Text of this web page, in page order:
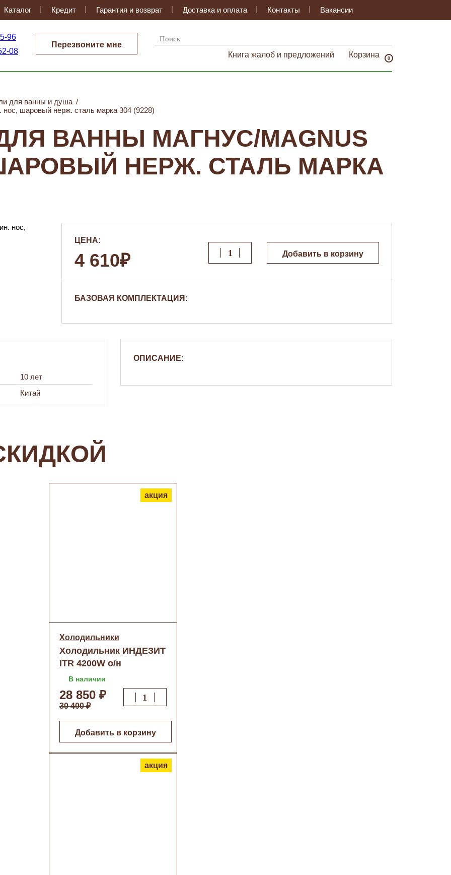
Каталог Кредит Гарантия и возврат Доставка и оплата Контакты Вакансии
96
08
Перезвоните мне
Книга жалоб и предложений
Корзина 0
для ванны и душа /
шаровый нерж. сталь марка 304 (9228)
ВАННЫ МАГНУС/MAGNUS
НЕРЖ. СТАЛЬ МАРКА
ЦЕНА:
4 610₽ Добавить в корзину
БАЗОВАЯ КОМПЛЕКТАЦИЯ:
10 лет
Китай
ОПИСАНИЕ:
акция
Холодильники
Холодильник ИНДЕЗИТ
ITR 4200W о/н
В наличии
28 850 ₽
30 400 ₽
Добавить в корзину
акция